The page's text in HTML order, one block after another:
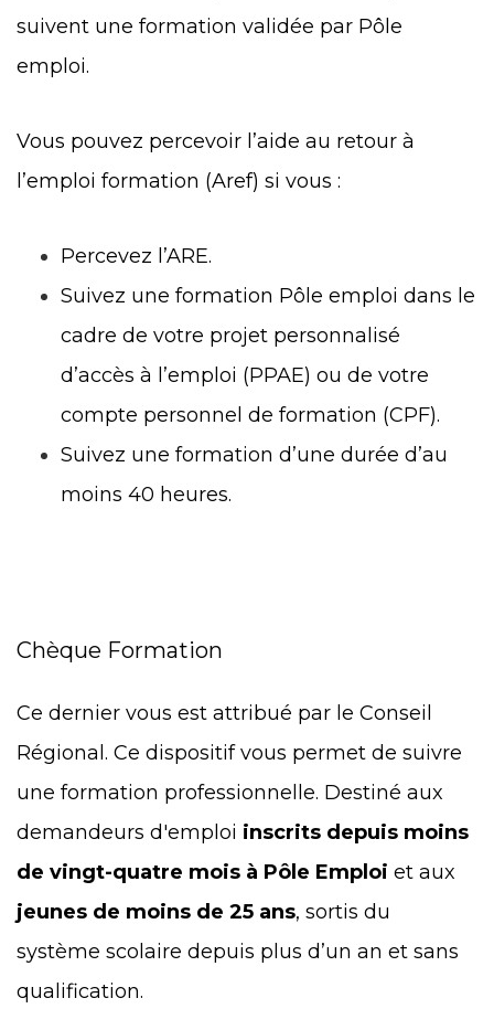
suivent une formation validée par Pôle
emploi.
Vous pouvez percevoir l’aide au retour à
l’emploi formation (Aref) si vous :
Percevez l’ARE.
Suivez une formation Pôle emploi dans le
cadre de votre projet personnalisé
d’accès à l’emploi (PPAE) ou de votre
compte personnel de formation (CPF).
Suivez une formation d’une durée d’au
moins 40 heures.
Chèque Formation
Ce dernier vous est attribué par le Conseil
Régional. Ce dispositif vous permet de suivre
une formation professionnelle. Destiné aux
demandeurs d'emploi inscrits depuis moins
de vingt-quatre mois à Pôle Emploi et aux
jeunes de moins de 25 ans, sortis du
système scolaire depuis plus d’un an et sans
qualification.